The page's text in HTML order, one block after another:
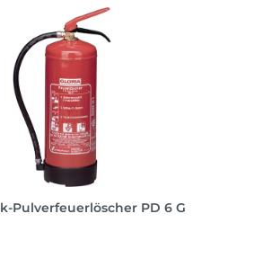
Pulverfeuerlöscher PD 6 G